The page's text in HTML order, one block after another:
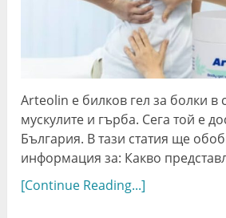
Arteolin е билков гел за болки в
мускулите и гърба. Сега той е
България. В тази статия ще
информация за: Какво
[Continue Reading...]